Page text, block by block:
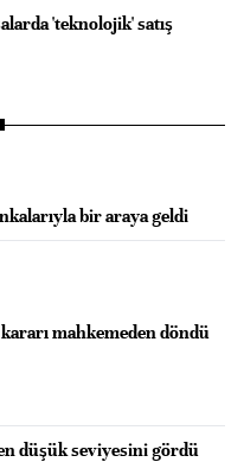
'teknolojik' satış
bir araya geldi
mahkemeden döndü
düşük seviyesini gördü